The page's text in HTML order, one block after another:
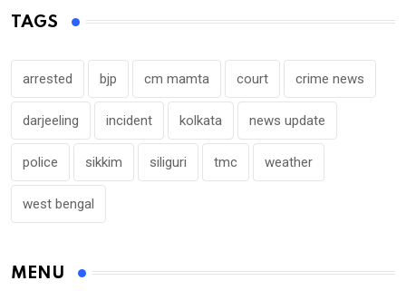
TAGS
arrested bjp cm mamta court crime news
darjeeling incident kolkata news update
police sikkim siliguri tmc weather
west bengal
MENU